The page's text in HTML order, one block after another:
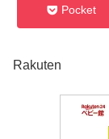
Pocket
Rakuten